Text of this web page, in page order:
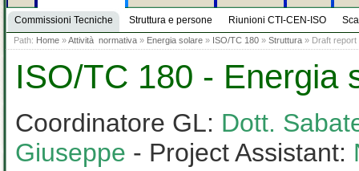
Commissioni Tecniche Struttura e persone Riunioni CTI-CEN-ISO
Path: Home »Attività normativa » Energia solare » ISO/TC 180 » Struttura » Draft report
ISO/TC 180 - Energia
Coordinatore GL: Dott.
Giuseppe - Project Assistant: